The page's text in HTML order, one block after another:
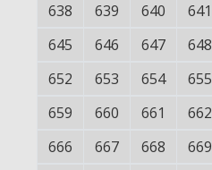
638
639 640 641
645
646 647 648
652
653 654 655
659
660 661 662
666
667 668 669